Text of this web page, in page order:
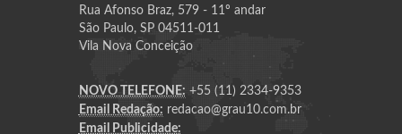
Rua Afonso Braz, 579 - 11º andar
São Paulo, SP 04511-011
Vila Nova Conceição
NOVO TELEFONE: +55 (11) 2334-9353
Email Redação: redacao@grau10.com.br
Email Publicidade: